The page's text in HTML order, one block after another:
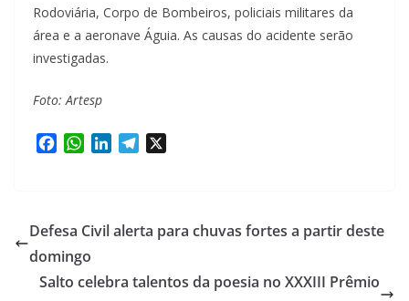
Rodoviária, Corpo de Bombeiros, policiais militares da
área e a aeronave Águia. As causas do acidente serão
investigadas.
Foto: Artesp
b
o
o
k
W
s
A
p
p
e
d
n
g
r
m
Defesa Civil alerta para chuvas fortes a partir deste
domingo
Salto celebra talentos da poesia no XXXIII Prêmio